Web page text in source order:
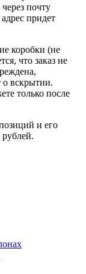
почту
придет
коробки (не
что заказ не
о вскрытии.
только после
и его